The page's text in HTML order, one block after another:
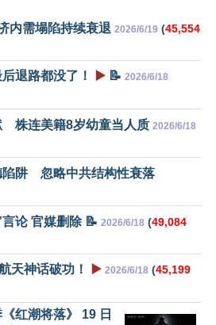
内需塌陷持续衰退 2026/6/19 (45,554
退路都没了！ ▶️ 📝 2026/6/18
株连美籍8岁幼童当人质 2026/6/18
陷阱 忽略中共结构性衰落
论 官媒删除 📝 2026/6/18 (49,084
天神话破功！ ▶️ 2026/6/18 (45,199
红潮将落》 19 日